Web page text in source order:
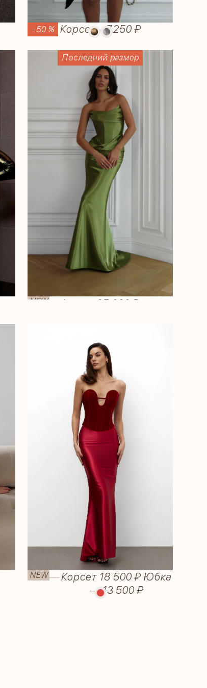
-50 % Корсет—7.250 ₽
NEW Luna 35 000 ₽
Последний размер
NEW
Rubi—Корсет 18 500 ₽ Юбка
— 13 500 ₽